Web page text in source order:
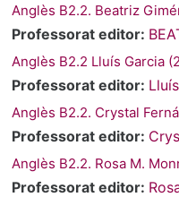
Anglès B2.2. Beatriz
Professorat editor:
Anglès B2.2 Lluís Garcia
Professorat editor:
Anglès B2.2. Crystal
Professorat editor:
Anglès B2.2. Rosa M.
Professorat editor: